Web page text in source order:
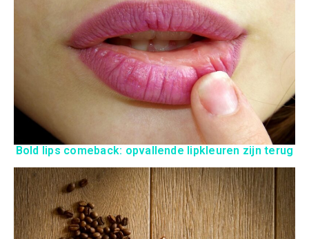
Bold lips comeback: opvallende lipkleuren zijn terug